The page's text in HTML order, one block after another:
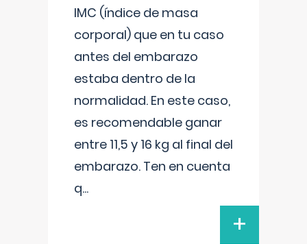
IMC (índice de masa
corporal) que en tu caso
antes del embarazo
estaba dentro de la
normalidad. En este caso,
es recomendable ganar
entre 11,5 y 16 kg al final del
embarazo. Ten en cuenta
q...
+